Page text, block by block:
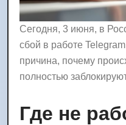
Сегодня, 3 июня, в
сбой в работе
причина, почему
полностью
Где не